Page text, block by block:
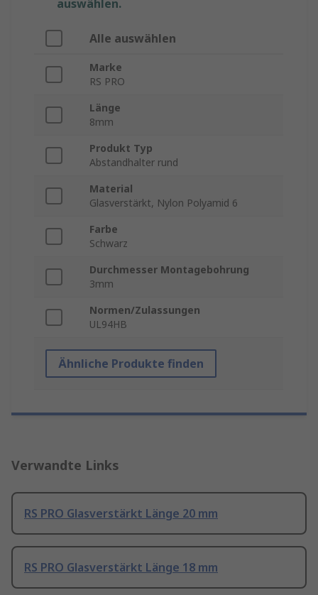
auswählen.
Alle auswählen
Marke
RS PRO
Länge
8mm
Produkt Typ
Abstandhalter rund
Material
Glasverstärkt, Nylon Polyamid 6
Farbe
Schwarz
Durchmesser Montagebohrung
3mm
Normen/Zulassungen
UL94HB
Ähnliche Produkte finden
Verwandte Links
RS PRO Glasverstärkt Länge 20 mm
RS PRO Glasverstärkt Länge 18 mm